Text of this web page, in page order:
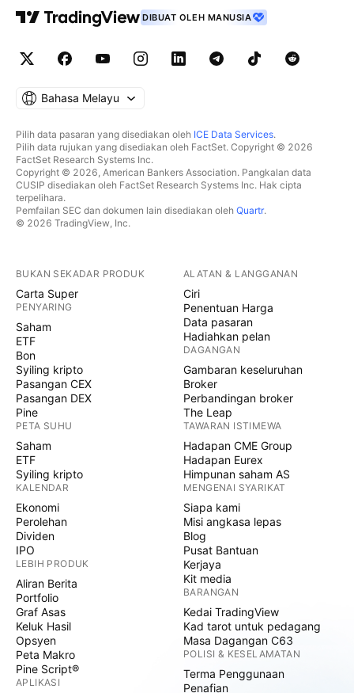
DIBUAT OLEH MANUSIA
Bahasa Melayu
Pilih data pasaran yang disediakan oleh ICE Data Services.
Pilih data rujukan yang disediakan oleh FactSet. Copyright © 2026
FactSet Research Systems Inc.
Copyright © 2026, American Bankers Association. Pangkalan data
CUSIP disediakan oleh FactSet Research Systems Inc. Hak cipta
terpelihara.
Pemfailan SEC dan dokumen lain disediakan oleh Quartr.
© 2026 TradingView, Inc.
BUKAN SEKADAR PRODUK
Carta Super
PENYARING
Saham
ETF
Bon
Syiling kripto
Pasangan CEX
Pasangan DEX
Pine
PETA SUHU
Saham
ETF
Syiling kripto
KALENDAR
Ekonomi
Perolehan
Dividen
IPO
LEBIH PRODUK
Aliran Berita
Portfolio
Graf Asas
Keluk Hasil
Opsyen
Peta Makro
Pine Script®
APLIKASI
ALATAN & LANGGANAN
Ciri
Penentuan Harga
Data pasaran
Hadiahkan pelan
DAGANGAN
Gambaran keseluruhan
Broker
Perbandingan broker
The Leap
TAWARAN ISTIMEWA
Hadapan CME Group
Hadapan Eurex
Himpunan saham AS
MENGENAI SYARIKAT
Siapa kami
Misi angkasa lepas
Blog
Pusat Bantuan
Kerjaya
Kit media
BARANGAN
Kedai TradingView
Kad tarot untuk pedagang
Masa Dagangan C63
POLISI & KESELAMATAN
Terma Penggunaan
Penafian